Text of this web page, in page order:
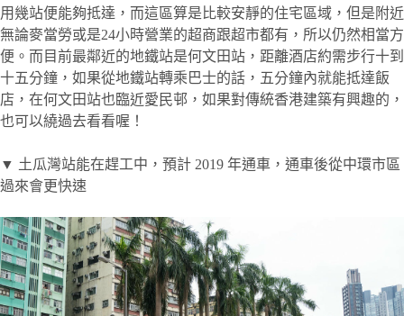
用幾站便能夠抵達，而這區算是比較安靜的住宅區域，但是附近
無論麥當勞或是24小時營業的超商跟超市都有，所以仍然相當方
便。而目前最鄰近的地鐵站是何文田站，距離酒店約需步行十到
十五分鐘，如果從地鐵站轉乘巴士的話，五分鐘內就能抵達飯
店，在何文田站也臨近愛民邨，如果對傳統香港建築有興趣的，
也可以繞過去看看喔！
▼ 土瓜灣站能在趕工中，預計 2019 年通車，通車後從中環市區
過來會更快速